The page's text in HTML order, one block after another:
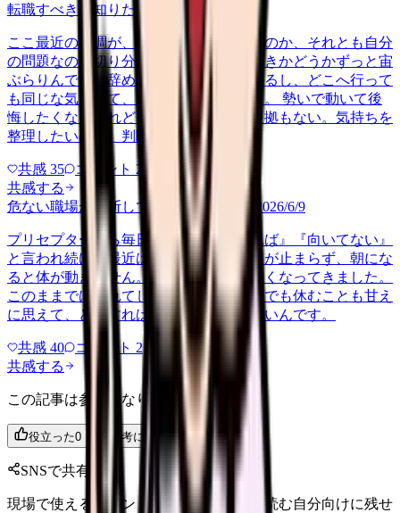
転職すべきか知りたい
2026/6/26
ここ最近の不調が、職場の環境のせいなのか、それとも自分
の問題なのか切り分けられず、転職すべきかどうかずっと宙
ぶらりんです。辞めれば楽になる気もするし、どこへ行って
も同じな気もして、決め手がありません。 勢いで動いて後
悔したくないけれど、このまま留まる根拠もない。気持ちを
整理したいので、判断材料の集…
共感 35 コメント 2
共感する
危ない職場か判断してほしい harassment 2026/6/9
プリセプターから毎日のように『辞めれば』『向いてない』
と言われ続け、最近は職場が近づくと涙が止まらず、朝にな
ると体が動きません。食事も喉を通らなくなってきました。
このままでは壊れてしまう気がします。でも休むことも甘え
に思えて、どうすればいいのか分からないんです。
共感 40 コメント 2
共感する
この記事は参考になりましたか？
役立った0 参考になった
SNSで共有
現場で使えるポイントを、同僚やあとで読む自分向けに残せ